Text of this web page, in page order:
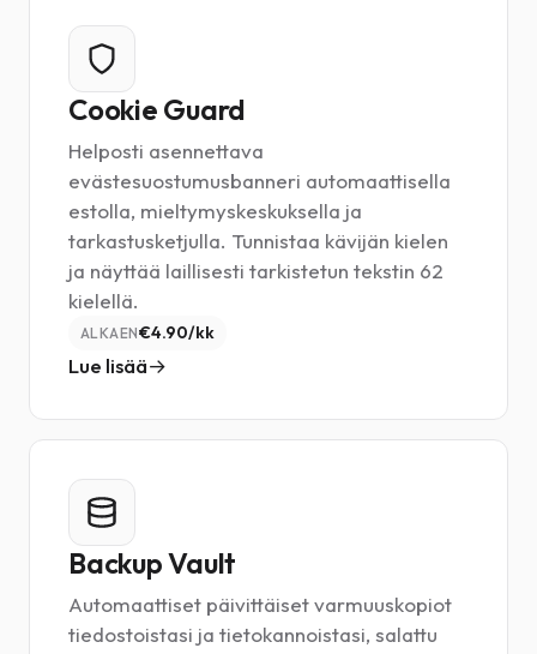
Cookie Guard
Helposti asennettava
evästesuostumusbanneri automaattisella
estolla, mieltymyskeskuksella ja
tarkastusketjulla. Tunnistaa kävijän kielen
ja näyttää laillisesti tarkistetun tekstin 62
kielellä.
ALKAEN€4.90/kk
Lue lisää
Backup Vault
Automaattiset päivittäiset varmuuskopiot
tiedostoistasi ja tietokannoistasi, salattu